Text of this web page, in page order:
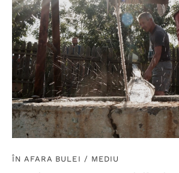
ÎN AFARA BULEI / MEDIU